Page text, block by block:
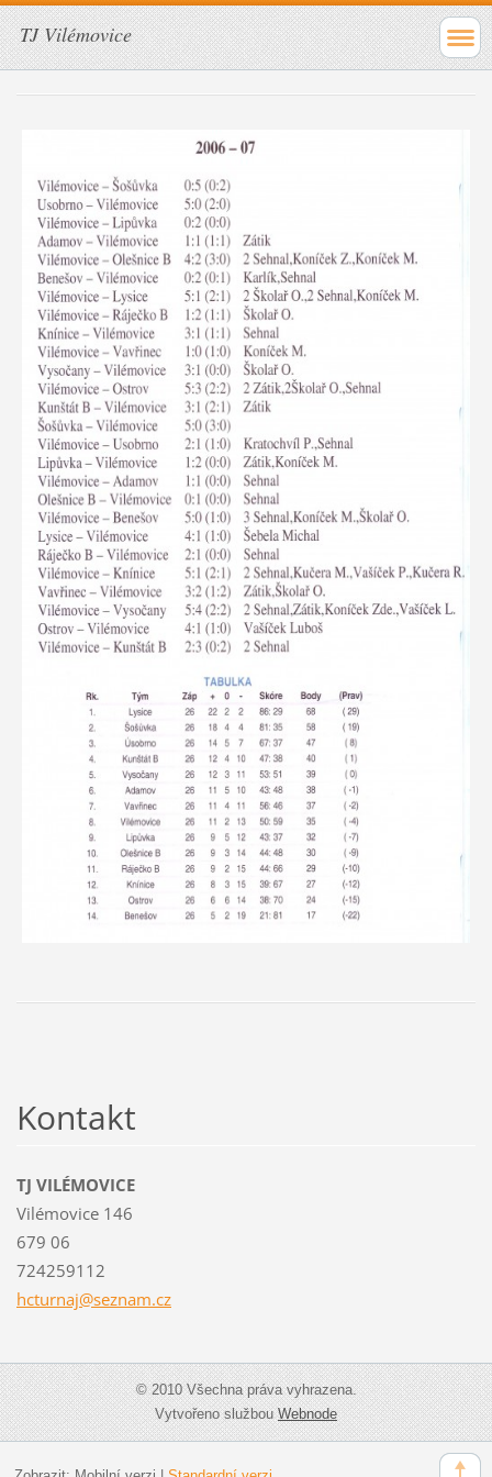
TJ Vilémovice
Kontakt
TJ VILÉMOVICE
Vilémovice 146
679 06
724259112
hcturnaj@seznam.cz
© 2010 Všechna práva vyhrazena.
Vytvořeno službouWebnode